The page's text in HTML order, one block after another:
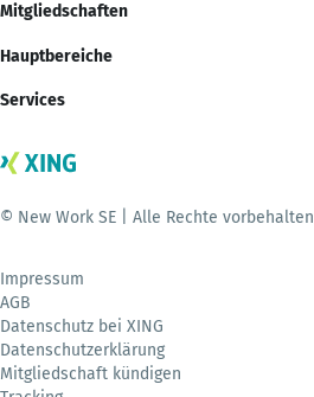
Mitgliedschaften
Hauptbereiche
Services
© New Work SE | Alle Rechte vorbehalten
Impressum
AGB
Datenschutz bei XING
Datenschutzerklärung
Mitgliedschaft kündigen